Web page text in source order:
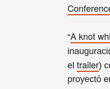
“A knot
el trailer)
proyectó